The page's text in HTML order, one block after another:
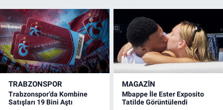
TRABZONSPOR
Trabzonspor’da Kombine
Satışları 19 Bini Aştı
MAGAZİN
Mbappe İle Ester Exposito
Tatilde Görüntülendi